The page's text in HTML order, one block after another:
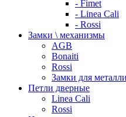
- Fimet
- Linea Cali
- Rossi
Замки \ механизмы
AGB
Bonaiti
Rossi
Замки для
Петли дверные
Linea Cali
Rossi